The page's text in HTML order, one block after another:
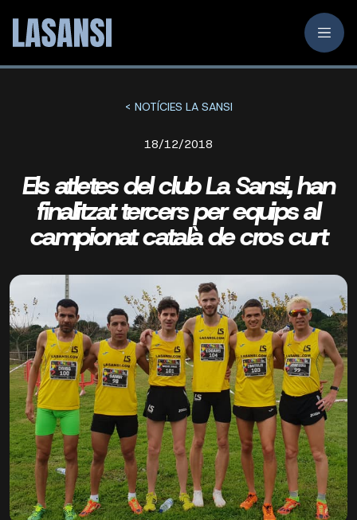
< NOTÍCIES LA SANSI
18/12/2018
Els atletes del club La Sansi, han
finalitzat tercers per equips al
campionat català de cros curt